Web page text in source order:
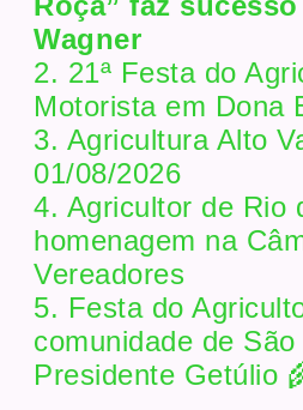
Wagner
2. 21ª Festa do
Motorista em Dona
3. Agricultura Alto
01/08/2026
4. Agricultor de Rio
homenagem na
Vereadores
5. Festa do
comunidade de
Presidente Getúlio